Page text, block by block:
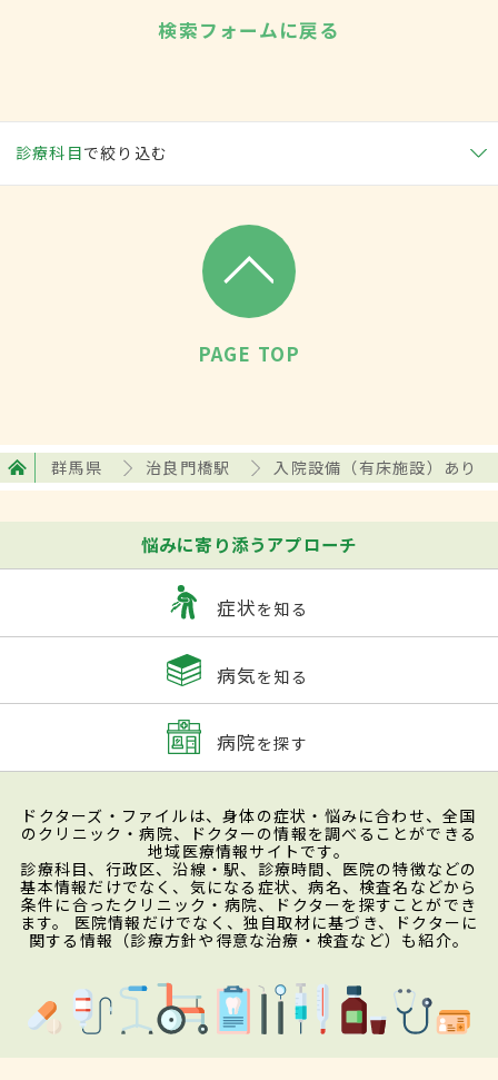
検索フォームに戻る
診療科目で絞り込む
PAGE TOP
群馬県 治良門橋駅 入院設備（有床施設）あり
悩みに寄り添うアプローチ
症状を知る
病気を知る
病院を探す
ドクターズ・ファイルは、身体の症状・悩みに合わせ、全国
のクリニック・病院、ドクターの情報を調べることができる
地域医療情報サイトです。
診療科目、行政区、沿線・駅、診療時間、医院の特徴などの
基本情報だけでなく、気になる症状、病名、検査名などから
条件に合ったクリニック・病院、ドクターを探すことができ
ます。 医院情報だけでなく、独自取材に基づき、ドクターに
関する情報（診療方針や得意な治療・検査など）も紹介。